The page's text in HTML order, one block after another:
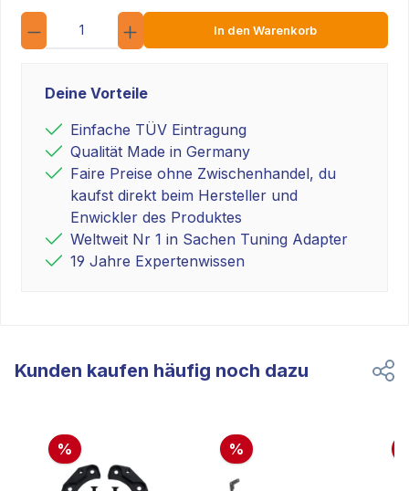
Anzahl
In den Warenkorb
Deine Vorteile
Einfache TÜV Eintragung
Qualität Made in Germany
Faire Preise ohne Zwischenhandel, du
kaufst direkt beim Hersteller und
Enwickler des Produktes
Weltweit Nr 1 in Sachen Tuning Adapter
19 Jahre Expertenwissen
Kunden kaufen häufig noch dazu
% %